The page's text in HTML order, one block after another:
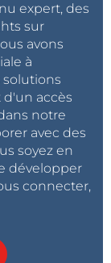
expert, des
sur
avons
à
solutions
accès
notre
avec des
soyez en
développer
connecter,